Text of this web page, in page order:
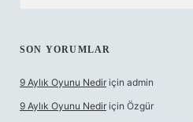
SON YORUMLAR
9 Aylık Oyunu Nedir için admin
9 Aylık Oyunu Nedir için Özgür